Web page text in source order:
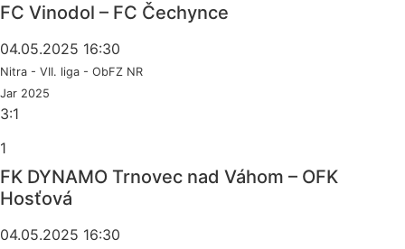
FC Vinodol – FC Čechynce
04.05.2025 16:30
Nitra - VII. liga - ObFZ NR
Jar 2025
3:1
1
FK DYNAMO Trnovec nad Váhom – OFK
Hosťová
04.05.2025 16:30